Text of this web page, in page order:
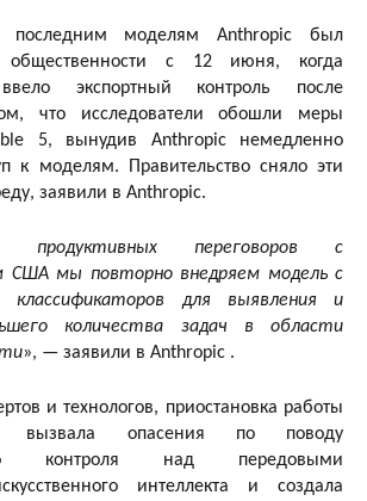
последним моделям Anthropic был
общественности с 12 июня, когда
ввело экспортный контроль после
что исследователи обошли меры
5, вынудив Anthropic немедленно
к моделям. Правительство сняло эти
заявили в Anthropic.
продуктивных переговоров с
США мы повторно внедряем модель с
классификаторов для выявления и
количества задач в области
», — заявили в Anthropic .
и технологов, приостановка работы
вызвала опасения по поводу
контроля над передовыми
интеллекта и создала